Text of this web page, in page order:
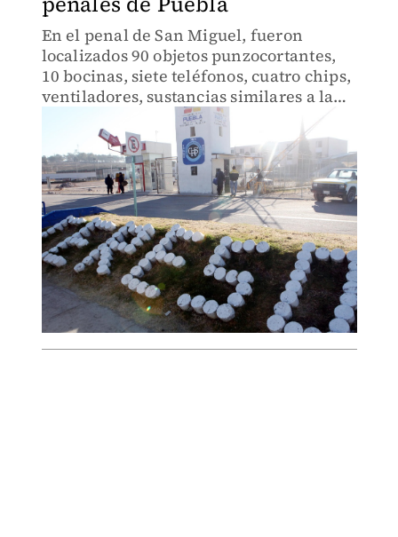
En el penal de San Miguel, fueron
localizados 90 objetos punzocortantes,
10 bocinas, siete teléfonos, cuatro chips,
ventiladores, sustancias similares a la
heroína y una gramera.